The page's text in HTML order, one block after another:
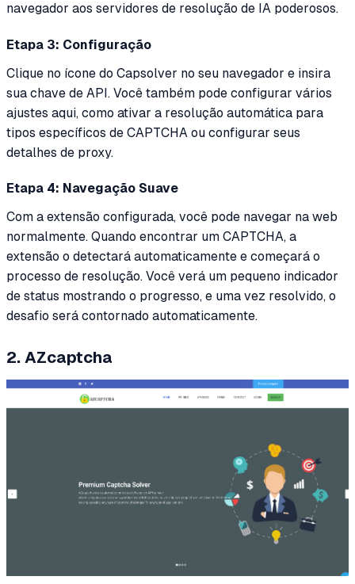
navegador aos servidores de resolução de IA poderosos.
Etapa 3: Configuração
Clique no ícone do Capsolver no seu navegador e insira
sua chave de API. Você também pode configurar vários
ajustes aqui, como ativar a resolução automática para
tipos específicos de CAPTCHA ou configurar seus
detalhes de proxy.
Etapa 4: Navegação Suave
Com a extensão configurada, você pode navegar na web
normalmente. Quando encontrar um CAPTCHA, a
extensão o detectará automaticamente e começará o
processo de resolução. Você verá um pequeno indicador
de status mostrando o progresso, e uma vez resolvido, o
desafio será contornado automaticamente.
2. AZcaptcha